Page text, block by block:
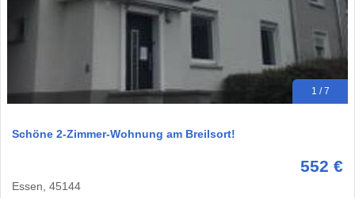
1 / 7
Schöne 2-Zimmer-Wohnung am Breilsort!
552 €
Essen, 45144